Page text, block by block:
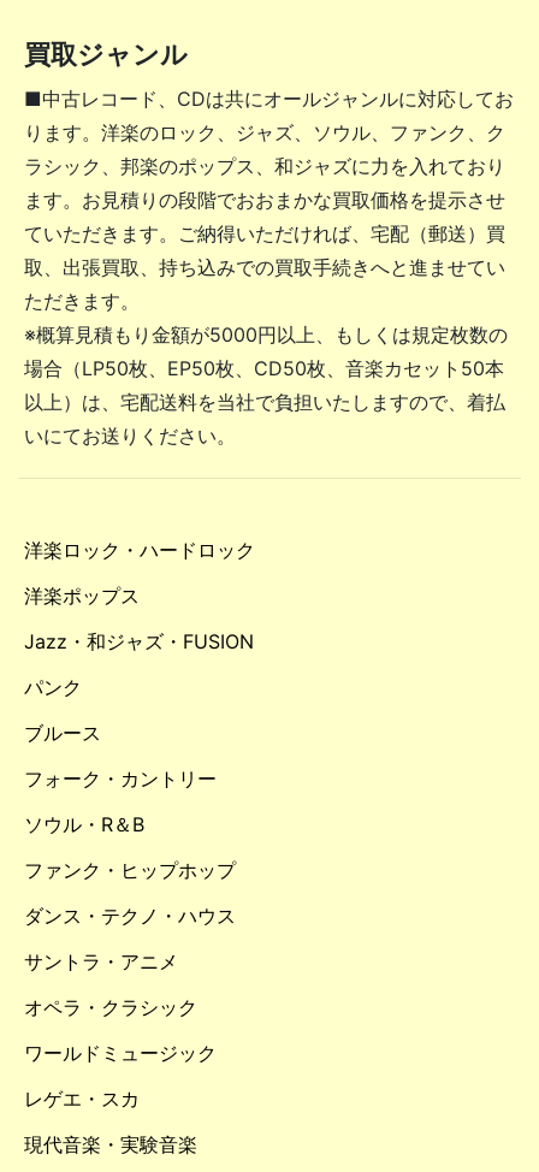
買取ジャンル
■中古レコード、CDは共にオールジャンルに対応してお
ります。洋楽のロック、ジャズ、ソウル、ファンク、ク
ラシック、邦楽のポップス、和ジャズに力を入れており
ます。お見積りの段階でおおまかな買取価格を提示させ
ていただきます。ご納得いただければ、宅配（郵送）買
取、出張買取、持ち込みでの買取手続きへと進ませてい
ただきます。
※概算見積もり金額が5000円以上、もしくは規定枚数の
場合（LP50枚、EP50枚、CD50枚、音楽カセット50本
以上）は、宅配送料を当社で負担いたしますので、着払
いにてお送りください。
洋楽ロック・ハードロック
洋楽ポップス
Jazz・和ジャズ・FUSION
パンク
ブルース
フォーク・カントリー
ソウル・R＆B
ファンク・ヒップホップ
ダンス・テクノ・ハウス
サントラ・アニメ
オペラ・クラシック
ワールドミュージック
レゲエ・スカ
現代音楽・実験音楽